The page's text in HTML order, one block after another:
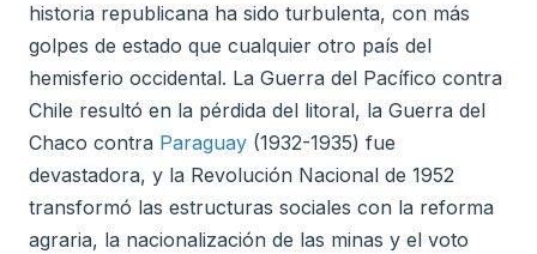
historia republicana ha sido turbulenta, con más
golpes de estado que cualquier otro país del
hemisferio occidental. La Guerra del Pacífico contra
Chile resultó en la pérdida del litoral, la Guerra del
Chaco contra Paraguay (1932-1935) fue
devastadora, y la Revolución Nacional de 1952
transformó las estructuras sociales con la reforma
agraria, la nacionalización de las minas y el voto